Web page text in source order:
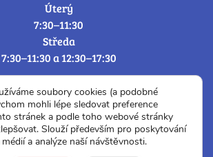
Úterý
7:30–11:30
Středa
7:30–11:30 a 12:30–17:30
Czech POINT a ověřování a
Podatelny:
Pondělí:
– 11:30 a 12:30 – 17:30
soubory cookies (a podobné
mohli lépe sledovat preference
stránek a podle toho webové stránky
Slouží především pro poskytování
a analýze naší návštěvnosti.